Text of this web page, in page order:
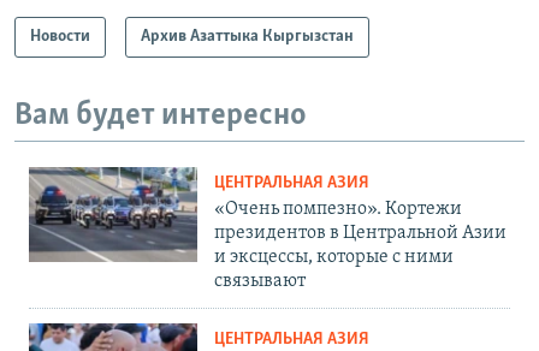
Новости Архив Азаттыка Кыргызстан
Вам будет интересно
ЦЕНТРАЛЬНАЯ АЗИЯ
«Очень помпезно». Кортежи
президентов в Центральной Азии
и эксцессы, которые с ними
связывают
ЦЕНТРАЛЬНАЯ АЗИЯ